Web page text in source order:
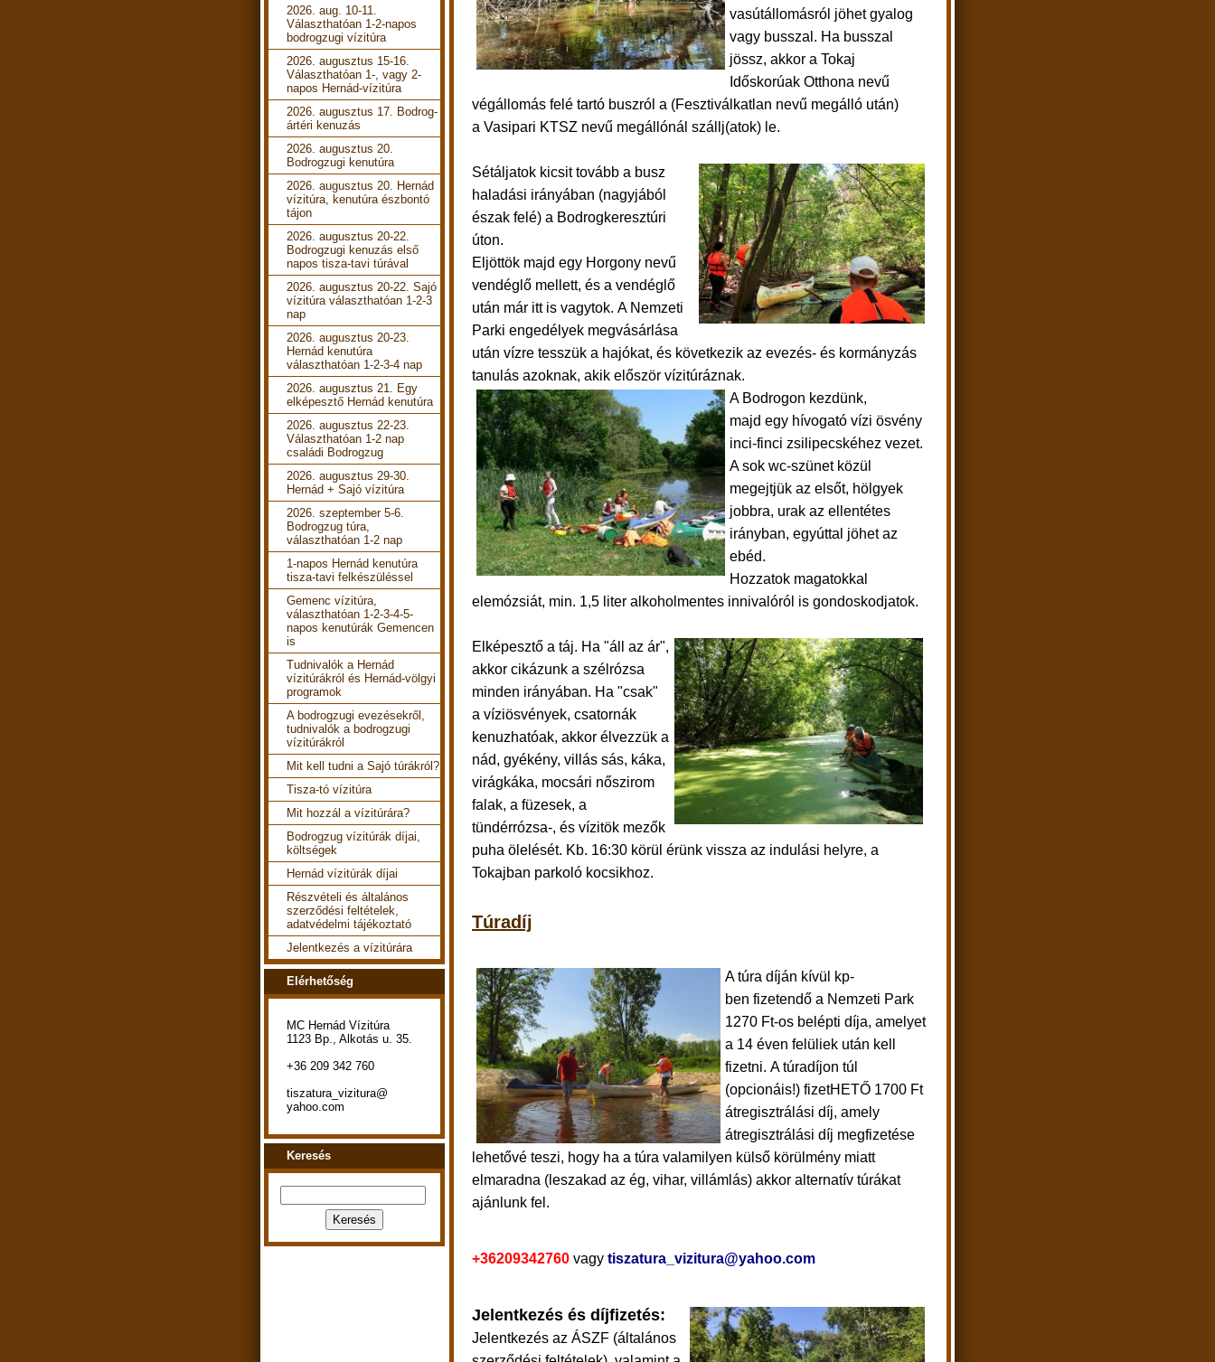
vasútállomásról jöhet gyalog
vagy busszal. Ha busszal
jössz, akkor a Tokaj
Időskorúak Otthona nevű
végállomás felé tartó buszról a (Fesztiválkatlan nevű megálló után)
a Vasipari KTSZ nevű megállónál szállj(atok) le.
Sétáljatok kicsit tovább a busz
haladási irányában (nagyjából
észak felé) a Bodrogkeresztúri
úton.
Eljöttök majd egy Horgony nevű
vendéglő mellett, és a vendéglő
után már itt is vagytok. A Nemzeti
Parki engedélyek megvásárlása
után vízre tesszük a hajókat, és következik az evezés- és kormányzás
tanulás azoknak, akik először vízitúráznak.
A Bodrogon kezdünk,
majd egy hívogató vízi ösvény
inci-finci zsilipecskéhez vezet.
A sok wc-szünet közül
megejtjük az elsőt, hölgyek
jobbra, urak az ellentétes
irányban, egyúttal jöhet az
ebéd.
Hozzatok magatokkal
elemózsiát, min. 1,5 liter alkoholmentes innivalóról is gondoskodjatok.
E lképesztő a táj. Ha "áll az ár",
akkor cikázunk a szélrózsa
minden irányában. Ha "csak"
a víziösvények, csatornák
kenuzhatóak, akkor élvezzük a
nád, gyékény, villás sás, káka,
virágkáka, mocsári nőszirom
falak, a füzesek, a
tündérrózsa-, és vízitök mezők
puha ölelését. Kb. 16:30 körül érünk vissza az indulási helyre, a
Tokajban parkoló kocsikhoz.
Túradíj
A túra díján kívül kp-
ben fizetendő a Nemzeti Park
1270 Ft-os belépti díja, amelyet
a 14 éven felüliek után kell
fizetni. A túradíjon túl
(opcionáis!) fizetHETŐ 1700 Ft
átregisztrálási díj, amely
átregisztrálási díj megfizetése
lehetővé teszi, hogy ha a túra valamilyen külső körülmény miatt
elmaradna (leszakad az ég, vihar, villámlás) akkor alternatív túrákat
ajánlunk fel.
+36209342760 vagy tiszatura_vizitura@yahoo.com
Jelentkezés és díjfizetés:
Jelentkezés az ÁSZF (általános
2026. aug. 10-11.
Választhatóan 1-2-napos
bodrogzugi vízitúra
2026. augusztus 15-16.
Választhatóan 1-, vagy 2-
napos Hernád-vízitúra
2026. augusztus 17. Bodrog-
ártéri kenuzás
2026. augusztus 20.
Bodrogzugi kenutúra
2026. augusztus 20. Hernád
vízitúra, kenutúra észbontó
tájon
2026. augusztus 20-22.
Bodrogzugi kenuzás első
napos tisza-tavi túrával
2026. augusztus 20-22. Sajó
vízitúra választhatóan 1-2-3
nap
2026. augusztus 20-23.
Hernád kenutúra
választhatóan 1-2-3-4 nap
2026. augusztus 21. Egy
elképesztő Hernád kenutúra
2026. augusztus 22-23.
Választhatóan 1-2 nap
családi Bodrogzug
2026. augusztus 29-30.
Hernád + Sajó vízitúra
2026. szeptember 5-6.
Bodrogzug túra,
választhatóan 1-2 nap
1-napos Hernád kenutúra
tisza-tavi felkészüléssel
Gemenc vízitúra,
választhatóan 1-2-3-4-5-
napos kenutúrák Gemencen
is
Tudnivalók a Hernád
vízitúrákról és Hernád-völgyi
programok
A bodrogzugi evezésekről,
tudnivalók a bodrogzugi
vízitúrákról
Mit kell tudni a Sajó túrákról?
Tisza-tó vízitúra
Mit hozzál a vízitúrára?
Bodrogzug vízitúrák díjai,
költségek
Hernád vízitúrák díjai
Részvételi és általános
szerződési feltételek,
adatvédelmi tájékoztató
Jelentkezés a vízitúrára
Elérhetőség
MC Hernád Vízitúra
1123 Bp., Alkotás u. 35.
+36 209 342 760
tiszatura_vizitura@
yahoo.com
Keresés